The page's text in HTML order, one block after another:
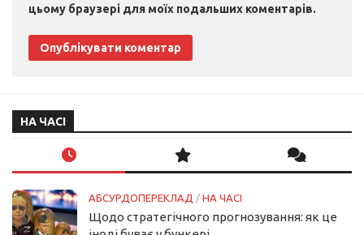
цьому браузері для моїх подальших коментарів.
НА ЧАСІ
АБСУРДОПЕРЕКЛАД / НА ЧАСІ
Щодо стратегічного прогнозування: як це